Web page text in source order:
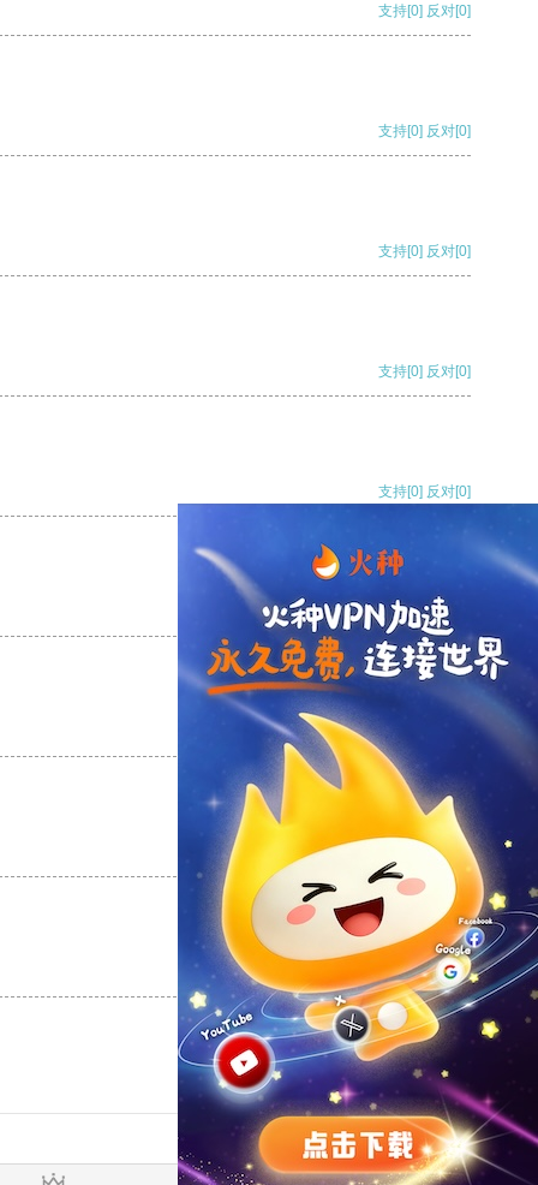
支持[0] 反对[0]
支持[0] 反对[0]
支持[0] 反对[0]
支持[0] 反对[0]
支持[0] 反对[0]
支持[0] 反对
支持
反对 [0]
支持[0] 反对[0]